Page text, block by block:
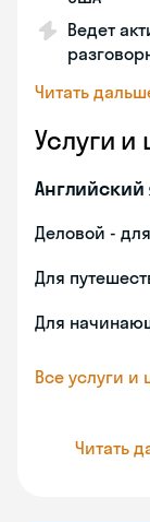
Ведет
Читать
Услуги и
Английский
Деловой -
Для
Для
Все услуги и
Читать